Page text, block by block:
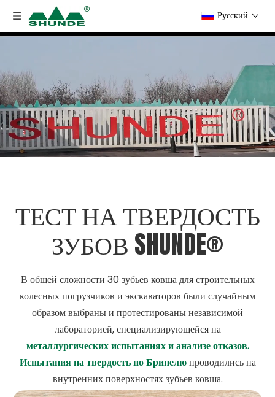
Pусский
ТЕСТ НА ТВЕРДОСТЬ
ЗУБОВ SHUNDE®
В общей сложности 30 зубьев ковша для строительных
колесных погрузчиков и экскаваторов были случайным
образом выбраны и протестированы независимой
лабораторией, специализирующейся на
металлургических испытаниях и анализе отказов.
Испытания на твердость по Бринелюпроводились на
внутренних поверхностях зубьев ковша.